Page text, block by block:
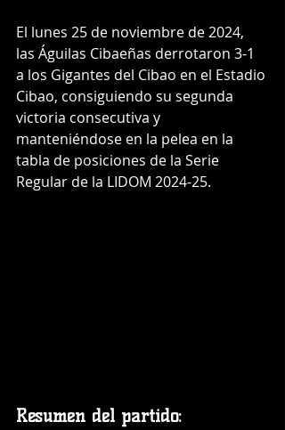
El lunes 25 de noviembre de 2024,
las Águilas Cibaeñas derrotaron 3-1
a los Gigantes del Cibao en el Estadio
Cibao, consiguiendo su segunda
victoria consecutiva y
manteniéndose en la pelea en la
tabla de posiciones de la Serie
Regular de la LIDOM 2024-25.
Resumen del partido: